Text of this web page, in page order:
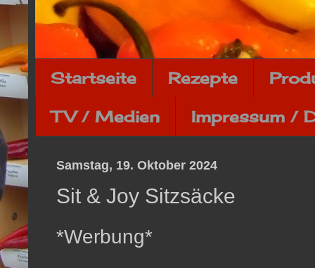
Startseite Rezepte
TV / Medien Impressum /
Samstag, 19. Oktober 2024
Sit & Joy Sitzsäcke
*Werbung*